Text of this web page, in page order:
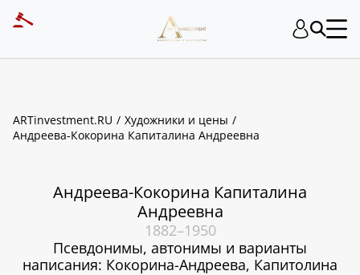
ARTinvestment.RU
Художники и цены
Андреева-Кокорина Капиталина Андреевна
Андреева-Кокорина Капиталина
Андреевна
1882–1950
Псевдонимы, автонимы и варианты
написания: Кокорина-Андреева, Капитолина